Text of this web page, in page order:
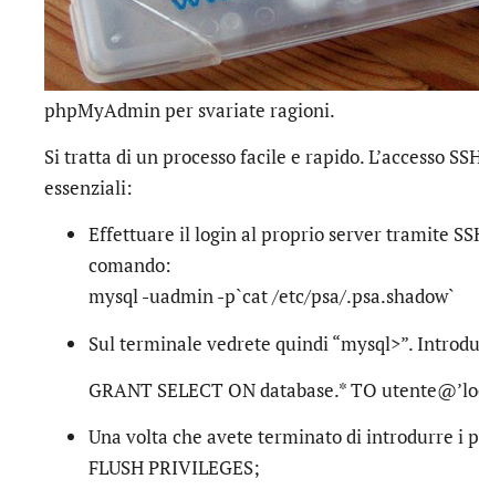
phpMyAdmin per svariate ragioni.
Si tratta di un processo facile e rapido. L’accesso
essenziali:
Effettuare il login al proprio server tramite
comando:
mysql -uadmin -p`cat /etc/psa/.psa.shadow`
Sul terminale vedrete quindi “mysql>”.
GRANT SELECT ON database.* TO
Una volta che avete terminato di introdurre i
FLUSH PRIVILEGES;